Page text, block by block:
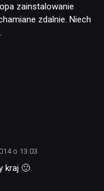
zainstalowanie
zdalnie. Niech
o 13:03
kraj 🙂